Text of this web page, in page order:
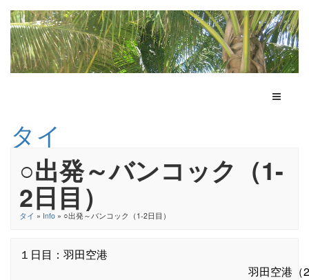
Toggle
タイ
○出発～バンコック（1-
2日目）
タイ » Info » ○出発～バンコック（1-2日目）
１日目：羽田空港
羽田空港（